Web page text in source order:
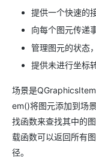
提供一个快速的
向每个图元传递
管理图元的状态
提供未进行坐标
场景是
em()将图元添加到场
找函数来查找其中的
载函数可以返回所有
径。